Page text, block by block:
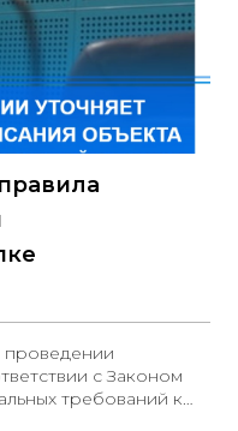
проведении
с Законом
требований к